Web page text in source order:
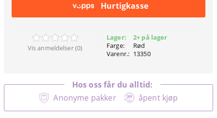
Hurtigkasse
Vis anmeldelser (0)
Lager:
Farge:
Varenr.:
2+ på lager
Rød
13350
Anonyme pakker åpent kjøp
Hos oss får du alltid: